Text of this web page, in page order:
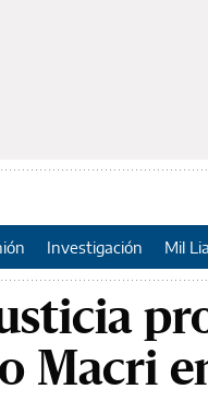
Investigación Mil
Macri